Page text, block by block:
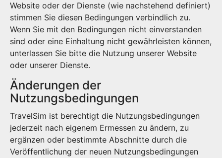
Website oder der Dienste (wie nachstehend definiert)
stimmen Sie diesen Bedingungen verbindlich zu.
Wenn Sie mit den Bedingungen nicht einverstanden
sind oder eine Einhaltung nicht gewährleisten können,
unterlassen Sie bitte die Nutzung unserer Website
oder unserer Dienste.
Änderungen der
Nutzungsbedingungen
TravelSim ist berechtigt die Nutzungsbedingungen
jederzeit nach eigenem Ermessen zu ändern, zu
ergänzen oder bestimmte Abschnitte durch die
Veröffentlichung der neuen Nutzungsbedingungen